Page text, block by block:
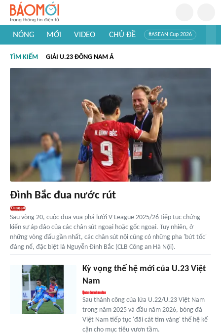
NÓNG MỚI VIDEO CHỦ ĐỀ #ASEAN Cup 2026
#Khám phá thế giới
TÌM KIẾM GIẢI U.23 ĐÔNG NAM Á
Đình Bắc đua nước rút
Sau vòng 20, cuộc đua vua phá lưới V-League 2025/26 tiếp tục chứng
kiến sự áp đảo của các chân sút ngoại hoặc gốc ngoại. Tuy nhiên, ở
những vòng đấu gần nhất, các chân sút nội cũng có những pha 'bứt tốc'
đáng nể, đặc biệt là Nguyễn Đình Bắc (CLB Công an Hà Nội).
Kỳ vọng thế hệ mới của U.23 Việt
Nam
Sau thành công của lứa U.22/U.23 Việt Nam
trong năm 2025 và đầu năm 2026, bóng đá
Việt Nam tiếp tục 'đãi cát tìm vàng' thế hệ kế
cận cho mục tiêu vươn tầm.